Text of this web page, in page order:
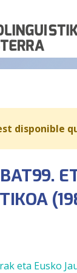
disponible
eta Eusko